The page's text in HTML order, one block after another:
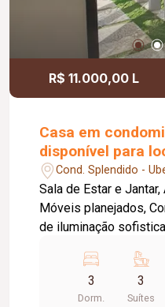
R$ 11.000,00 L
Casa em
disponível para
Cond. Splendido -
Sala de Estar e
Móveis planejados,
de iluminação
natural. Cozinha
jantar Armários
em couro. Despensa
3
Dorm.
3
Suítes